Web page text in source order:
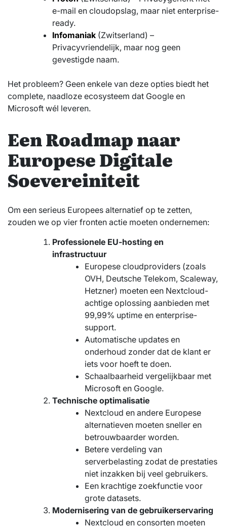
e-mail en cloudopslag, maar niet enterprise-
ready.
Infomaniak (Zwitserland) –
Privacyvriendelijk, maar nog geen
gevestigde naam.
Het probleem? Geen enkele van deze opties biedt het
complete, naadloze ecosysteem dat Google en
Microsoft wél leveren.
Een Roadmap naar
Europese Digitale
Soevereiniteit
Om een serieus Europees alternatief op te zetten,
zouden we op vier fronten actie moeten ondernemen:
Professionele EU-hosting en
infrastructuur
Europese cloudproviders (zoals
OVH, Deutsche Telekom, Scaleway,
Hetzner) moeten een Nextcloud-
achtige oplossing aanbieden met
99,99% uptime en enterprise-
support.
Automatische updates en
onderhoud zonder dat de klant er
iets voor hoeft te doen.
Schaalbaarheid vergelijkbaar met
Microsoft en Google.
Technische optimalisatie
Nextcloud en andere Europese
alternatieven moeten sneller en
betrouwbaarder worden.
Betere verdeling van
serverbelasting zodat de prestaties
niet inzakken bij veel gebruikers.
Een krachtige zoekfunctie voor
grote datasets.
Modernisering van de gebruikerservaring
Nextcloud en consorten moeten